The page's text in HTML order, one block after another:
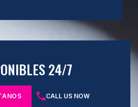
24/7
CALL US NOW